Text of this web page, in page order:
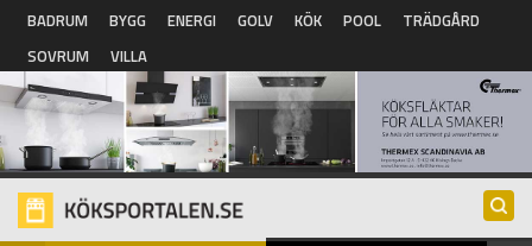
Hoppa till huvudinnehåll
BADRUM BYGG ENERGI GOLV KÖK POOL
TRÄDGÅRD
SOVRUM
VILLA